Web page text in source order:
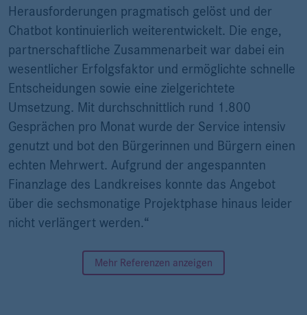
Herausforderungen pragmatisch gelöst und der
Chatbot kontinuierlich weiterentwickelt. Die enge,
partnerschaftliche Zusammenarbeit war dabei ein
wesentlicher Erfolgsfaktor und ermöglichte schnelle
Entscheidungen sowie eine zielgerichtete
Umsetzung. Mit durchschnittlich rund 1.800
Gesprächen pro Monat wurde der Service intensiv
genutzt und bot den Bürgerinnen und Bürgern einen
echten Mehrwert. Aufgrund der angespannten
Finanzlage des Landkreises konnte das Angebot
über die sechsmonatige Projektphase hinaus leider
nicht verlängert werden.“
Mehr Referenzen anzeigen